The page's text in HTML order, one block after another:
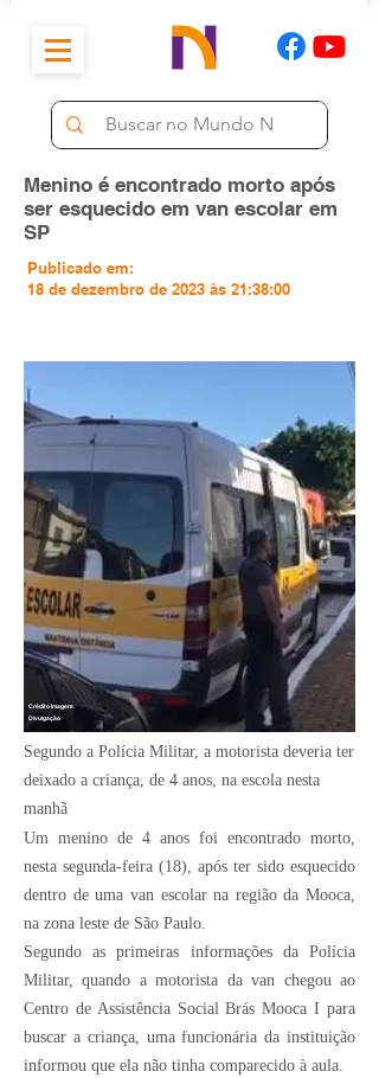
Menino é encontrado morto após
ser esquecido em van escolar em
SP
Publicado em:
18 de dezembro de 2023 às 21:38:00
Divulgação
Crédito Imagem:
Segundo a Polícia Militar, a motorista deveria ter
deixado a criança, de 4 anos, na escola nesta
manhã
Um menino de 4 anos foi encontrado morto,
nesta segunda-feira (18), após ter sido esquecido
dentro de uma van escolar na região da Mooca,
na zona leste de São Paulo.
Segundo as primeiras informações da Polícia
Militar, quando a motorista da van chegou ao
Centro de Assistência Social Brás Mooca I para
buscar a criança, uma funcionária da instituição
informou que ela não tinha comparecido à aula.